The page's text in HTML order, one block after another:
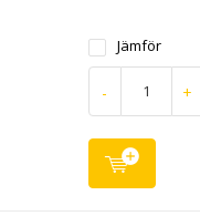
Jämför
- +